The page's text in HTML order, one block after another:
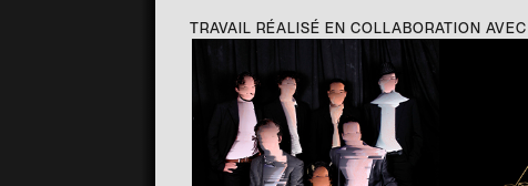
TRAVAIL RÉALISÉ EN COLLABORATION